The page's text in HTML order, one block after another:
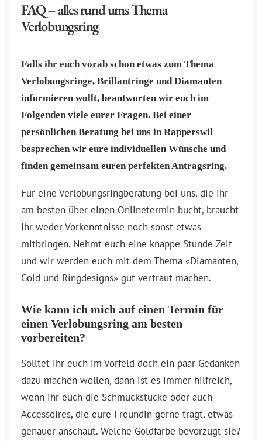
FAQ – alles rund ums Thema
Verlobungsring
Falls ihr euch vorab schon etwas zum Thema
Verlobungsringe, Brillantringe und Diamanten
informieren wollt, beantworten wir euch im
Folgenden viele eurer Fragen. Bei einer
persönlichen Beratung bei uns in Rapperswil
besprechen wir eure individuellen Wünsche und
finden gemeinsam euren perfekten Antragsring.
Für eine Verlobungsringberatung bei uns, die ihr
am besten über einen Onlinetermin bucht, braucht
ihr weder Vorkenntnisse noch sonst etwas
mitbringen. Nehmt euch eine knappe Stunde Zeit
und wir werden euch mit dem Thema «Diamanten,
Gold und Ringdesigns» gut vertraut machen.
Wie kann ich mich auf einen Termin für
einen Verlobungsring am besten
vorbereiten?
Solltet ihr euch im Vorfeld doch ein paar Gedanken
dazu machen wollen, dann ist es immer hilfreich,
wenn ihr euch die Schmuckstücke oder auch
Accessoires, die eure Freundin gerne trägt, etwas
genauer anschaut. Welche Goldfarbe bevorzugt sie?